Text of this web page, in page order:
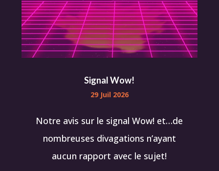
Signal Wow!
29 Juil 2026
Notre avis sur le signal Wow! et…de
nombreuses divagations n’ayant
aucun rapport avec le sujet!